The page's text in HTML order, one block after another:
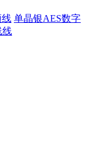
线 单晶银AES数字
线